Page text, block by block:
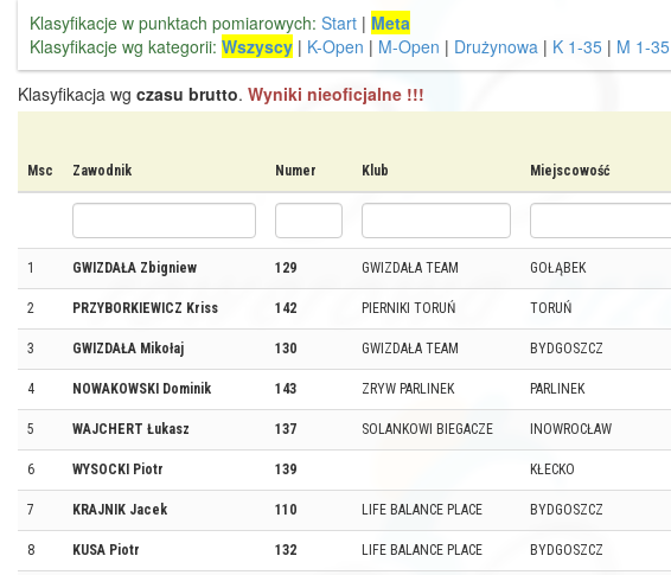
Klasyfikacje w punktach pomiarowych: Start | Meta
Klasyfikacje wg kategorii: Wszyscy | K-Open | M-Open | Drużynowa | K 1-35 | M 1-35
Klasyfikacja wg czasu brutto. Wyniki nieoficjalne !!!
Msc Zawodnik Numer Klub Miejscowość
1 GWIZDAŁA Zbigniew 129 GWIZDAŁA TEAM GOŁĄBEK
2 PRZYBORKIEWICZ Kriss 142 PIERNIKI TORUŃ TORUŃ
3 GWIZDAŁA Mikołaj 130 GWIZDAŁA TEAM BYDGOSZCZ
4 NOWAKOWSKI Dominik 143 ZRYW PARLINEK PARLINEK
5 WAJCHERT Łukasz 137 SOLANKOWI BIEGACZE INOWROCŁAW
6 WYSOCKI Piotr 139 KŁECKO
7 KRAJNIK Jacek 110 LIFE BALANCE PLACE BYDGOSZCZ
8 KUSA Piotr 132 LIFE BALANCE PLACE BYDGOSZCZ